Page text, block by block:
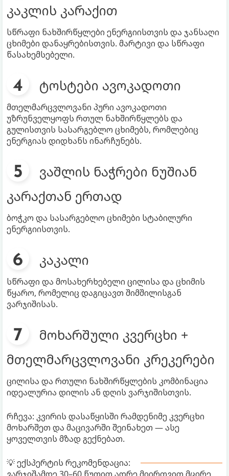
კაკლის კარაქით
სწრაფი ნახშირწყლები ენერგიისთვის და ჯანსაღი
ცხიმები დანაყრებისთვის. მარტივი და სწრაფი
წასახემსებელი.
ტოსტები ავოკადოთი
მთელმარცვლოვანი პური ავოკადოთი
უზრუნველყოფს რთულ ნახშირწყლებს და
გულისთვის სასარგებლო ცხიმებს, რომლებიც
ენერგიას დიდხანს ინარჩუნებს.
ვაშლის ნაჭრები ნუშიან
კარაქთან ერთად
ბოჭკო და სასარგებლო ცხიმები სტაბილური
ენერგიისთვის.
კაკალი
სწრაფი და მოსახერხებელი ცილისა და ცხიმის
წყარო, რომელიც დაგიცავთ შიმშილისგან
ვარჯიშისას.
მოხარშული კვერცხი +
მთელმარცვლოვანი კრეკერები
ცილისა და რთული ნახშირწყლების კომბინაცია
იდეალურია დილის ან დღის ვარჯიშისთვის.
რჩევა: კვირის დასაწყისში რამდენიმე კვერცხი
მოხარშეთ და მაცივარში შეინახეთ — ასე
ყოველთვის მზად გექნებათ.
💡 ექსპერტის რეკომენდაცია: